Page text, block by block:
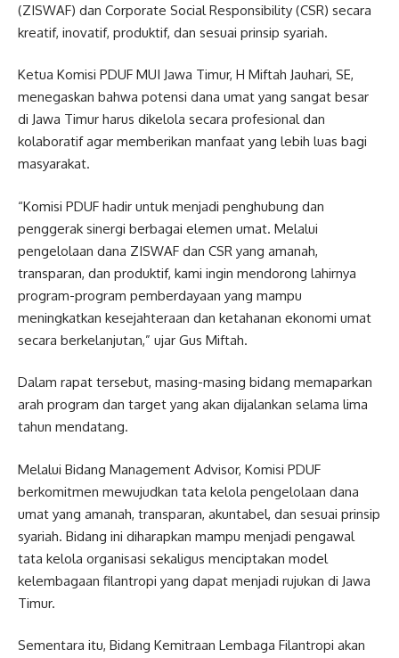
(ZISWAF) dan Corporate Social Responsibility (CSR) secara
kreatif, inovatif, produktif, dan sesuai prinsip syariah.
Ketua Komisi PDUF MUI Jawa Timur, H Miftah Jauhari, SE,
menegaskan bahwa potensi dana umat yang sangat besar
di Jawa Timur harus dikelola secara profesional dan
kolaboratif agar memberikan manfaat yang lebih luas bagi
masyarakat.
“Komisi PDUF hadir untuk menjadi penghubung dan
penggerak sinergi berbagai elemen umat. Melalui
pengelolaan dana ZISWAF dan CSR yang amanah,
transparan, dan produktif, kami ingin mendorong lahirnya
program-program pemberdayaan yang mampu
meningkatkan kesejahteraan dan ketahanan ekonomi umat
secara berkelanjutan,” ujar Gus Miftah.
Dalam rapat tersebut, masing-masing bidang memaparkan
arah program dan target yang akan dijalankan selama lima
tahun mendatang.
Melalui Bidang Management Advisor, Komisi PDUF
berkomitmen mewujudkan tata kelola pengelolaan dana
umat yang amanah, transparan, akuntabel, dan sesuai prinsip
syariah. Bidang ini diharapkan mampu menjadi pengawal
tata kelola organisasi sekaligus menciptakan model
kelembagaan filantropi yang dapat menjadi rujukan di Jawa
Timur.
Sementara itu, Bidang Kemitraan Lembaga Filantropi akan